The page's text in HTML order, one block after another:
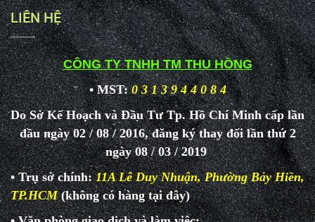
LIÊN HỆ
CÔNG TY TNHH TM THU HỒNG
• MST: 0 3 1 3 9 4 4 0 8 4
Do Sở Kế Hoạch và Đầu Tư Tp. Hồ Chí Minh cấp lần
đầu ngày 02 / 08 / 2016, đăng ký thay đổi lần thứ 2
ngày 08 / 03 / 2019
• Trụ sở chính:11A Lê Duy Nhuận, Phường Bảy Hiền,
TP.HCM (không có hàng tại đây)